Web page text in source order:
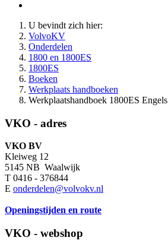
U bevindt zich hier:
VolvoKV
Onderdelen
1800 en 1800ES
1800ES
Boeken
Werkplaats handboeken
Werkplaatshandboek 1800ES Engels
VKO - adres
VKO BV
Kleiweg 12
5145 NB Waalwijk
T 0416 - 376844
E onderdelen@volvokv.nl
Openingstijden en route
VKO - webshop